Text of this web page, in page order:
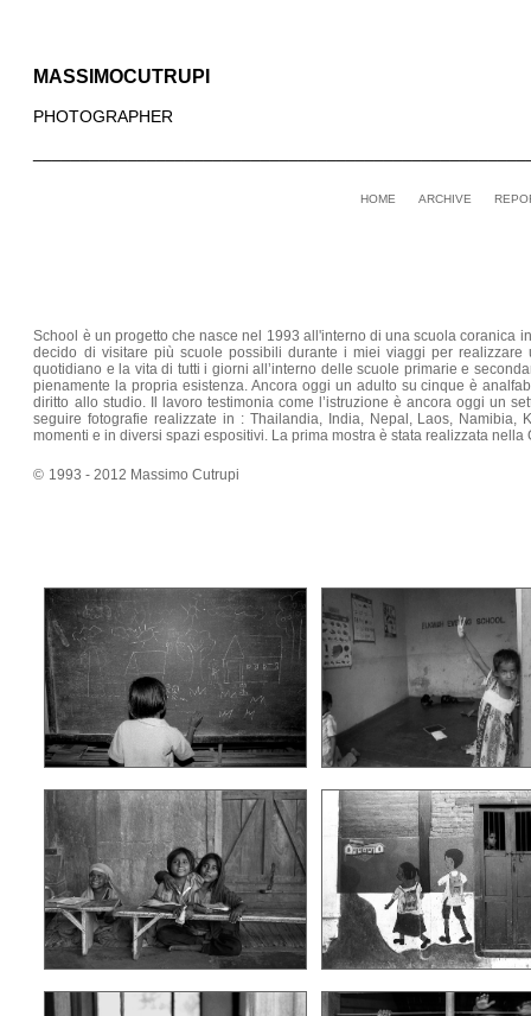
MASSIMOCUTRUPI
PHOTOGRAPHER
HOME ARCHIVE
School è un progetto che nasce nel 1993 all'interno di una scuola coranica
decido di visitare più scuole possibili durante i miei viaggi per
quotidiano e la vita di tutti i giorni all’interno delle scuole primarie e
pienamente la propria esistenza. Ancora oggi un adulto su cinque è
diritto allo studio. Il lavoro testimonia come l’istruzione è ancora oggi un
seguire fotografie realizzate in : Thailandia, India, Nepal, Laos,
momenti e in diversi spazi espositivi. La prima mostra è stata realizzata
© 1993 - 2012 Massimo Cutrupi